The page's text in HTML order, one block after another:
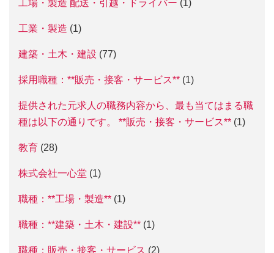
工場・製造 配送・引越・ドライバー (1)
工業・製造 (1)
建築・土木・建設 (77)
採用職種：**販売・接客・サービス** (1)
提供された元求人の職務内容から、最も当てはまる職
種は以下の通りです。 **販売・接客・サービス** (1)
教育 (28)
株式会社一心堂 (1)
職種：**工場・製造** (1)
職種：**建築・土木・建設** (1)
職種：販売・接客・サービス (2)